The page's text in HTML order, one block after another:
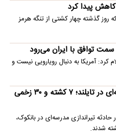
پیدا کرد
گذشته چهار کشتی از تنگه هرمز
کرد: آمریکا به دنبال رویارویی نیست و
جزئیات تیراندازی در مدرسه‌ای در تایلند؛ ۷ کشته و ۳۰ زخمی
تیراندازی مدرسه‌ای در بانکوک،
شدند.